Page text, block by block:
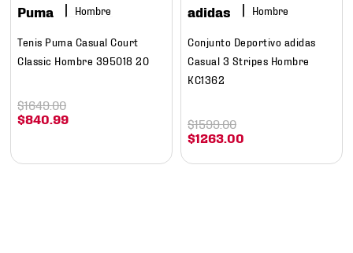
Puma Hombre
Tenis Puma Casual Court
Classic Hombre 395018 20
$840.99
$1649.00
adidas Hombre
Conjunto Deportivo adidas
Casual 3 Stripes Hombre
KC1362
$1263.00
$1599.00